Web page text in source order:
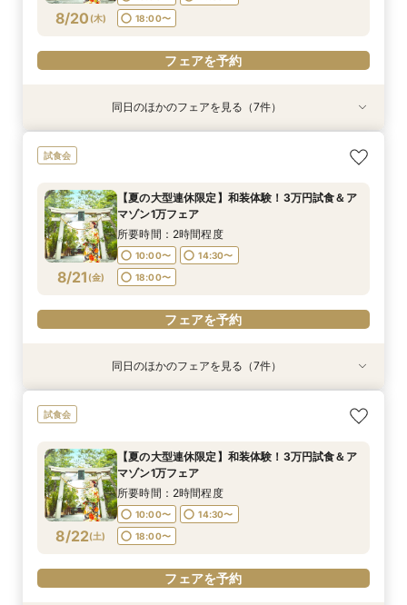
フェアを予約
フェアを予約
フェアを予約
フェアを予約
フェアを予約
フェアを予約
フェアを予約
8/20 (木)
18:00〜
フェアを予約
8/20(木)
【神社挙式＋写真のお客様へ：30万円】試食付
10:00〜
14:30〜
18:00〜
フェアを予約
8/20(木)
【親族婚希望のお客様へ：20名様58万円】試食
10:00〜
14:30〜
18:00〜
フェアを予約
8/20(木)
【家族婚希望のお客様へ10名様48万円】試食付
10:00〜
14:30〜
18:00〜
フェアを予約
8/20(木)
【40名様130万円】リニューアル記念：神社婚
10:00〜
14:30〜
18:00〜
フェアを予約
8/20(木)
【和装でのお写真婚のお客様へ：2万5千円】試
10:00〜
14:30〜
18:00〜
フェアを予約
8/20(木)
【平日限定和装の結婚式案内60分完結！】時短
10:00〜
15:00〜
18:30〜
フェアを予約
8/20(木)
【平日限定フルコース試食付き】3万4千円の豪
10:00〜
15:00〜
18:30〜
フェアを予約
同日のほかのフェアを見る（7件）
試食会
8/21 (金)
【夏の大型連休限定】和装体験！3万円試食＆ア
マゾン1万フェア
所要時間：2時間程度
10:00〜
14:30〜
18:00〜
フェアを予約
8/21(金 )
【神社挙式＋写真のお客様へ：30万円】試食付
10:00〜
14:30〜
18:00〜
フェアを予約
8/21(金 )
【親族婚希望のお客様へ：20名様58万円】試食
10:00〜
14:30〜
18:00〜
フェアを予約
8/21(金 )
【家族婚希望のお客様へ10名様48万円】試食付
10:00〜
14:30〜
18:00〜
フェアを予約
8/21(金 )
【40名様130万円】リニューアル記念：神社婚
10:00〜
14:30〜
18:00〜
フェアを予約
8/21(金 )
【和装でのお写真婚のお客様へ：2万5千円】試
10:00〜
14:30〜
18:00〜
フェアを予約
8/21(金 )
【平日限定和装の結婚式案内60分完結！】時短
10:00〜
15:00〜
18:30〜
フェアを予約
8/21(金 )
【平日限定フルコース試食付き】3万4千円の豪
10:00〜
15:00〜
18:30〜
フェアを予約
同日のほかのフェアを見る（7件）
試食会
8/22(土)
【夏の大型連休限定】和装体験！3万円試食＆ア
マゾン1万フェア
所要時間：2時間程度
10:00〜
14:30〜
18:00〜
フェアを予約